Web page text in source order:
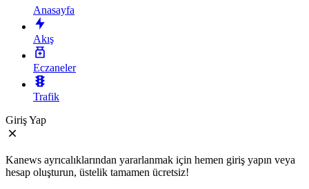
Anasayfa
Akış
Eczaneler
Trafik
Giriş Yap
Kanews ayrıcalıklarından yararlanmak için hemen giriş yapın veya
hesap oluşturun, üstelik tamamen ücretsiz!